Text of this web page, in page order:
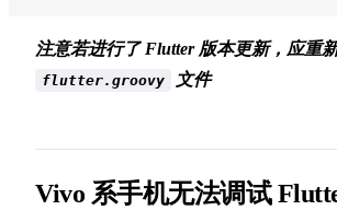
注意若进行了 Flutter 版本更新，应重
flutter.groovy 文件
Vivo 系手机无法调试